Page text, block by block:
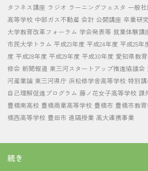
タフネス講座 ラジオ ラーニングフェスタ 一般
高等学校 中部ガス不動産 会計 公開講座 卒業研究
大学教育改革フォーラム 学会発表等 就業体験講
市民大学トラム 平成23年度 平成24年度 平成25年
度 平成28年度 平成29年度 平成30年度 愛知県教
修会 新聞報道 東三河スタートアップ推進協議会
河産業論 東三河県庁 浜松修学舎高等学校 特別
自己理解促進プログラム 藤ノ花女子高等学校 課
豊橋南高校 豊橋商業高等学校 豊橋市 豊橋市教
橋西高等学校 豊田市 遠隔授業 高大連携事業
続き